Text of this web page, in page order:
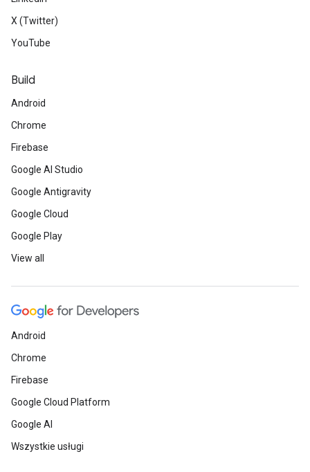
X (Twitter)
YouTube
Build
Android
Chrome
Firebase
Google AI Studio
Google Antigravity
Google Cloud
Google Play
View all
Android
Chrome
Firebase
Google Cloud Platform
Google AI
Wszystkie usługi